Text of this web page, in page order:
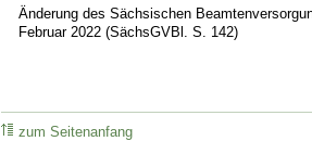
Änderung des Sächsischen
Februar 2022 (SächsGVBl. S. 142)
zum Seitenanfang